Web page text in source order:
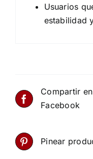
Usuarios
estabilidad
Compartir en
Facebook
Pinear